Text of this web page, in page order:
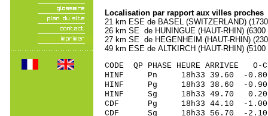
Localisation par rapport aux villes proches
21 km ESE de BASEL (SWITZERLAND)
26 km SE de HUNINGUE (HAUT-RHIN) (6300
27 km SE de HEGENHEIM (HAUT-RHIN)
49 km ESE de ALTKIRCH (HAUT-RHIN)
CODE QP PHASE HEURE
HINF Pn 18h33
HINF Pg 18h33
HINF Sg 18h33 49.70
CDF Pg 18h33
CDF Sg 18h33 56.70 -